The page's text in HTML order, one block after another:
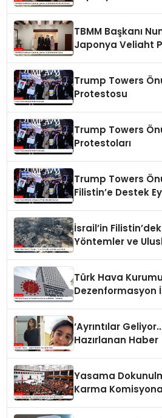
TBMM Başkanı
Japonya Veliaht
Trump Towers
Protestosu
Trump Towers
Protestoları
Trump Towers
Filistin’e Destek
İsrail’in
Yöntemler ve
Türk Hava
Dezenformasyon
‘Ayrıntılar
Hazırlanan Haber
Yasama
Karma